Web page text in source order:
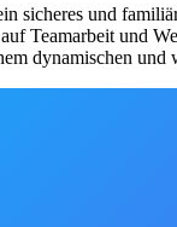
und
Teamarbeit und
dynamischen und